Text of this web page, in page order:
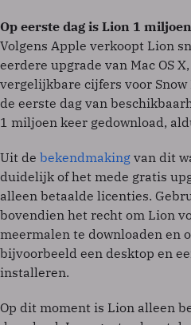
Op eerste dag is Lion 1
Volgens Apple verkoopt Lion
eerdere upgrade van Mac OS
vergelijkbare cijfers voor Snow
de eerste dag van
1 miljoen keer gedownload,
Uit de bekendmaking van dit
duidelijk of het mede gratis
alleen betaalde licenties.
bovendien het recht om Lion
meermalen te downloaden en
bijvoorbeeld een desktop en
installeren.
Op dit moment is Lion alleen